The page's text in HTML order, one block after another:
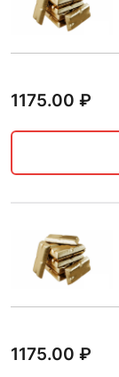
1175.00 ₽
1175.00 ₽